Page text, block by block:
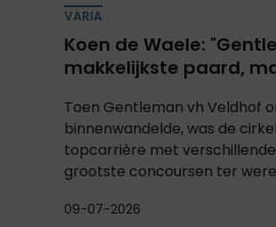
VARIA
Koen de Waele:
makkelijkste paard,
Toen Gentleman vh Veldhof
binnenwandelde, was de
topcarrière met verschillende
grootste concoursen ter
09-07-2026